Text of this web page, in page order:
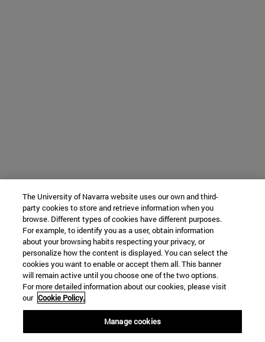
The University of Navarra website uses our own and third-
party cookies to store and retrieve information when you
browse. Different types of cookies have different purposes.
For example, to identify you as a user, obtain information
about your browsing habits respecting your privacy, or
personalize how the content is displayed. You can select the
cookies you want to enable or accept them all. This banner
will remain active until you choose one of the two options.
For more detailed information about our cookies, please visit
our Cookie Policy.
Manage cookies